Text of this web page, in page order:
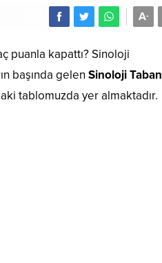
A-
puanla kapattı? Sinoloji
başında gelen Sinoloji Taban
tablomuzda yer almaktadır.